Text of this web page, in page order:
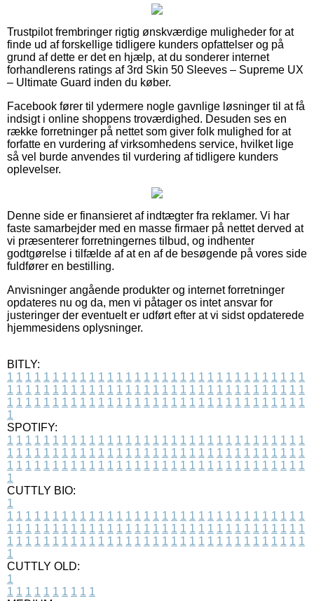
Trustpilot frembringer rigtig ønskværdige muligheder for at
finde ud af forskellige tidligere kunders opfattelser og på
grund af dette er det en hjælp, at du sonderer internet
forhandlerens ratings af 3rd Skin 50 Sleeves – Supreme UX
– Ultimate Guard inden du køber.
Facebook fører til ydermere nogle gavnlige løsninger til at få
indsigt i online shoppens troværdighed. Desuden ses en
række forretninger på nettet som giver folk mulighed for at
forfatte en vurdering af virksomhedens service, hvilket lige
så vel burde anvendes til vurdering af tidligere kunders
oplevelser.
Denne side er finansieret af indtægter fra reklamer. Vi har
faste samarbejder med en masse firmaer på nettet derved at
vi præsenterer forretningernes tilbud, og indhenter
godtgørelse i tilfælde af at en af de besøgende på vores side
fuldfører en bestilling.
Anvisninger angående produkter og internet forretninger
opdateres nu og da, men vi påtager os intet ansvar for
justeringer der eventuelt er udført efter at vi sidst opdaterede
hjemmesidens oplysninger.
BITLY:
1 1 1 1 1 1 1 1 1 1 1 1 1 1 1 1 1 1 1 1 1 1 1 1 1 1 1 1 1 1 1 1 1
1 1 1 1 1 1 1 1 1 1 1 1 1 1 1 1 1 1 1 1 1 1 1 1 1 1 1 1 1 1 1 1 1
1 1 1 1 1 1 1 1 1 1 1 1 1 1 1 1 1 1 1 1 1 1 1 1 1 1 1 1 1 1 1 1 1
1
SPOTIFY:
1 1 1 1 1 1 1 1 1 1 1 1 1 1 1 1 1 1 1 1 1 1 1 1 1 1 1 1 1 1 1 1 1
1 1 1 1 1 1 1 1 1 1 1 1 1 1 1 1 1 1 1 1 1 1 1 1 1 1 1 1 1 1 1 1 1
1 1 1 1 1 1 1 1 1 1 1 1 1 1 1 1 1 1 1 1 1 1 1 1 1 1 1 1 1 1 1 1 1
1
CUTTLY BIO:
1
1 1 1 1 1 1 1 1 1 1 1 1 1 1 1 1 1 1 1 1 1 1 1 1 1 1 1 1 1 1 1 1 1
1 1 1 1 1 1 1 1 1 1 1 1 1 1 1 1 1 1 1 1 1 1 1 1 1 1 1 1 1 1 1 1 1
1 1 1 1 1 1 1 1 1 1 1 1 1 1 1 1 1 1 1 1 1 1 1 1 1 1 1 1 1 1 1 1 1
1
CUTTLY OLD:
1
1 1 1 1 1 1 1 1 1 1